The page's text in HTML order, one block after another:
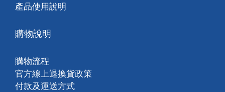
產品使用說明
購物說明
購物流程
官方線上退換貨政策
付款及運送方式